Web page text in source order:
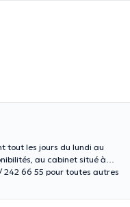
tout les jours du lundi au
au cabinet situé à
66 55 pour toutes autres